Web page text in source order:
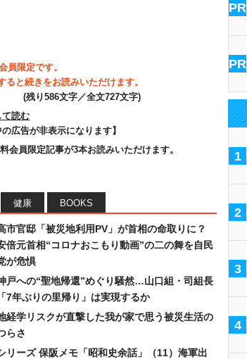
員限定です。
ると続きをお読みいただけます。
(残り586文字／全文727文字)
て読む
広告が非表示になります】
会員限定記事が3本お読みいただけます。
健康 BOOKS
市官邸「被災地利用PV」が首相の命取りに？
倍元首相“コロナおこもり動画”の二の舞を自民
が危惧
戸への“聖地帰還”めぐり騒然…山口組・司組長
「7年ぶりの里帰り」は実現するか
経学リスクが直撃した我が家で思う被災生活の
らさ
リーズ 保阪メモ「昭和史余話」（11）海軍出
PR
PR
1
2
3
4